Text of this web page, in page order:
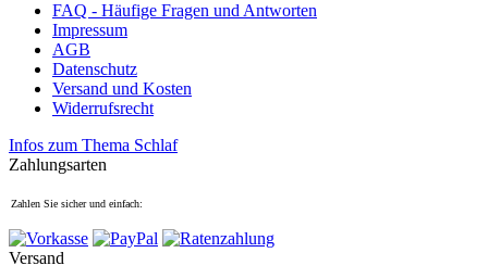
FAQ - Häufige Fragen und Antworten
Impressum
AGB
Datenschutz
Versand und Kosten
Widerrufsrecht
Infos zum Thema Schlaf
Zahlungsarten
Zahlen Sie sicher und einfach:
Versand